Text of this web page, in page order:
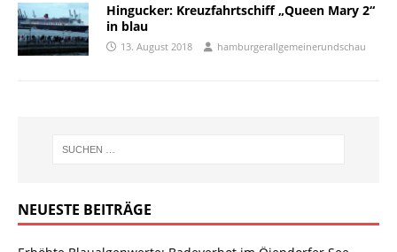
Hingucker: Kreuzfahrtschiff „Queen Mary 2“
in blau
13. August 2018 hamburgerallgemeinerundschau
NEUESTE BEITRÄGE